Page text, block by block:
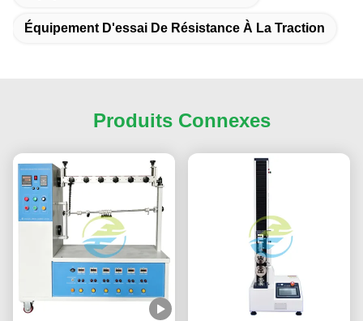
Équipement D'essai De Résistance À La Traction
Produits Connexes